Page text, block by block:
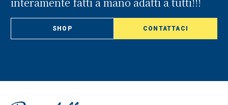
SHOP CONTATTACI